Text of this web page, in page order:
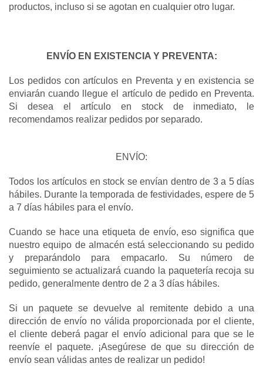
productos, incluso si se agotan en cualquier otro lugar.
ENVÍO EN EXISTENCIA Y PREVENTA:
Los pedidos con artículos en Preventa y en existencia se
enviarán cuando llegue el artículo de pedido en Preventa.
Si desea el artículo en stock de inmediato, le
recomendamos realizar pedidos por separado.
ENVÍO:
Todos los artículos en stock se envían dentro de 3 a 5 días
hábiles. Durante la temporada de festividades, espere de 5
a 7 días hábiles para el envío.
Cuando se hace una etiqueta de envío, eso significa que
nuestro equipo de almacén está seleccionando su pedido
y preparándolo para empacarlo. Su número de
seguimiento se actualizará cuando la paquetería recoja su
pedido, generalmente dentro de 2 a 3 días hábiles.
Si un paquete se devuelve al remitente debido a una
dirección de envío no válida proporcionada por el cliente,
el cliente deberá pagar el envío adicional para que se le
reenvíe el paquete. ¡Asegúrese de que su dirección de
envío sean válidas antes de realizar un pedido!